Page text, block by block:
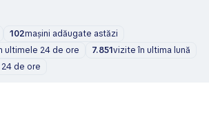
102mașini adăugate astăzi
ultimele 24 de ore 7.851vizite în ultima lună
de ore